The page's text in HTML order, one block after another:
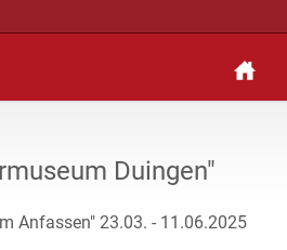
Duingen"